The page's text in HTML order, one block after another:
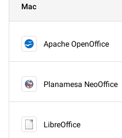
Mac
Apache OpenOffice
Planamesa NeoOffice
LibreOffice